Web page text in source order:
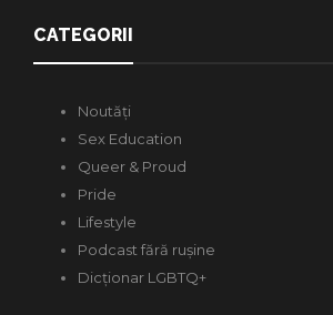
CATEGORII
Noutăți
Sex Education
Queer & Proud
Pride
Lifestyle
Podcast fără rușine
Dicționar LGBTQ+